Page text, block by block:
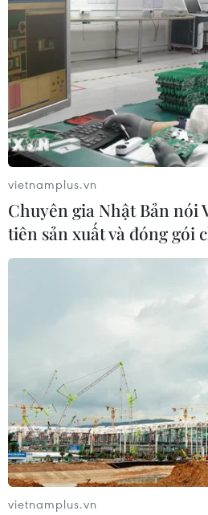
vietnamplus.vn
Chuyên gia Nhật Bản nói
tiên sản xuất và đóng gói
vietnamplus.vn